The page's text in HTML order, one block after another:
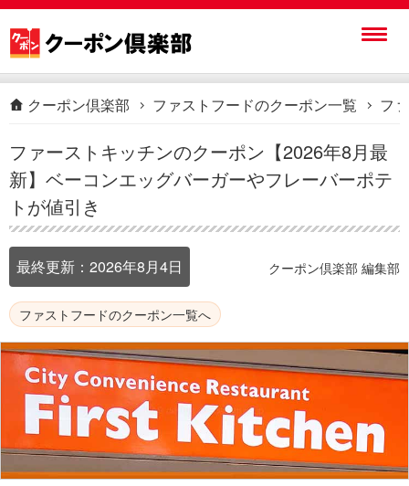
クーポン倶楽部 ファストフードのクーポン一覧 フ
ファーストキッチンのクーポン【2026年8月最
新】ベーコンエッグバーガーやフレーバーポテ
トが値引き
最終更新： 2026年8月4日 クーポン倶楽部 編集部
ファストフードのクーポン一覧へ